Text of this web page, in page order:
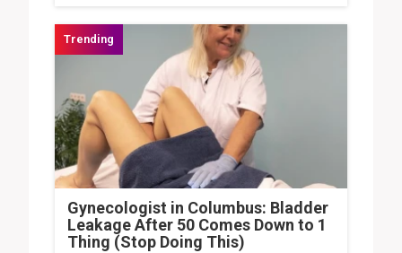
Gynecologist in Columbus: Bladder
Leakage After 50 Comes Down to 1
Thing (Stop Doing This)